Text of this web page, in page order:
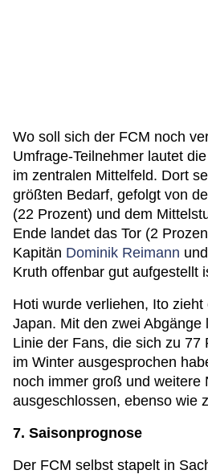
Wo soll sich der FCM noch
Umfrage-Teilnehmer lautet
im zentralen Mittelfeld. Dort
größten Bedarf, gefolgt von
(22 Prozent) und dem
Ende landet das Tor (2
Kapitän Dominik Reimann
Kruth offenbar gut aufgestellt
Hoti wurde verliehen, Ito zieht
Japan. Mit den zwei Abgänge
Linie der Fans, die sich zu 77
im Winter ausgesprochen
noch immer groß und weitere
ausgeschlossen, ebenso wie
7. Saisonprognose
Der FCM selbst stapelt in